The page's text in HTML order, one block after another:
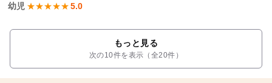
幼児 ★★★★★5.0
もっと見る
次の10件を表示（全20件）